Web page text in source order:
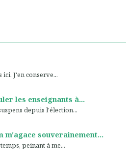
ici. J'en conserve...
les enseignants à...
depuis l'élection...
m'agace souverainement...
peinant à me...